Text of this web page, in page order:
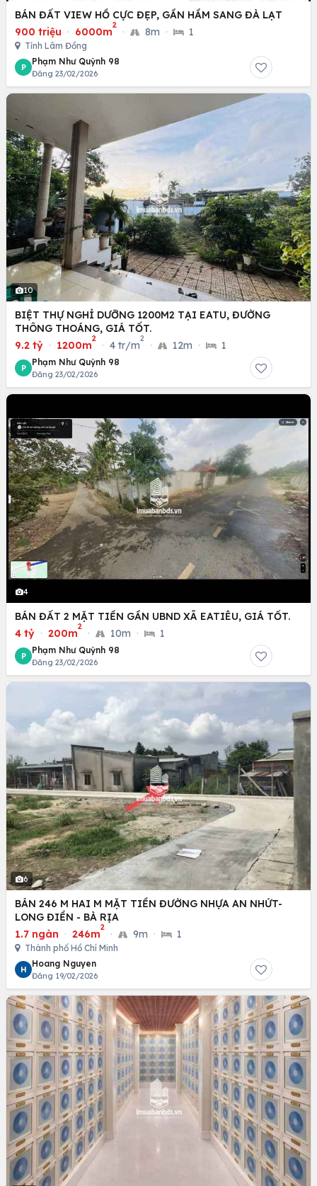
BÁN ĐẤT VIEW HỒ CỰC ĐẸP, GẦN HẦM SANG ĐÀ LẠT
900 triệu · 6000m
2
· 8m · 1
Tỉnh Lâm Đồng
P
Phạm Như Quỳnh 98
Đăng 23/02/2026
10
BIỆT THỰ NGHỈ DƯỠNG 1200M2 TẠI EATU, ĐƯỜNG
THÔNG THOÁNG, GIÁ TỐT.
9.2 tỷ · 1200m
2
· 4 tr/m
2
· 12m · 1
P
Phạm Như Quỳnh 98
Đăng 23/02/2026
4
BÁN ĐẤT 2 MẶT TIỀN GẦN UBND XÃ EATIÊU, GIÁ TỐT.
4 tỷ · 200m
2
· 10m · 1
P
Phạm Như Quỳnh 98
Đăng 23/02/2026
6
BÁN 246 M HAI M MẶT TIỀN ĐƯỜNG NHỰA AN NHỨT-
LONG ĐIỀN - BÀ RỊA
1.7 ngàn · 246m
2
· 9m · 1
Thành phố Hồ Chí Minh
H
Hoang Nguyen
Đăng 19/02/2026